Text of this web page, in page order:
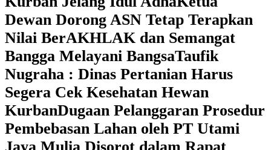
Dewan Dorong ASN Tetap Terapkan
Nilai BerAKHLAK dan Semangat
Bangga Melayani BangsaTaufik
Nugraha : Dinas Pertanian Harus
Segera Cek Kesehatan Hewan
KurbanDugaan Pelanggaran Prosedur
Pembebasan Lahan oleh PT Utami